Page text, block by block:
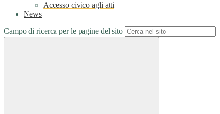
Accesso civico agli atti
News
Campo di ricerca per le pagine del sito